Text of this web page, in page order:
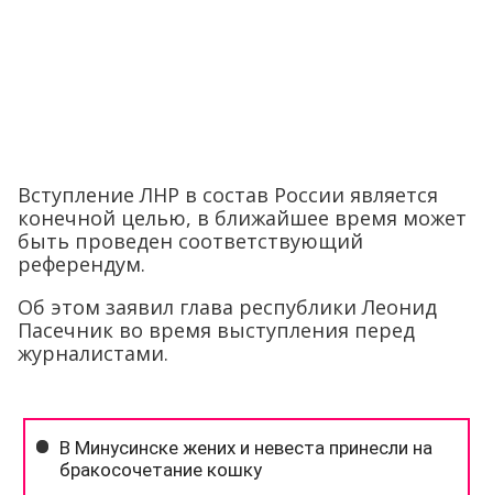
Вступление ЛНР в состав России является
конечной целью, в ближайшее время может
быть проведен соответствующий
референдум.
Об этом заявил глава республики Леонид
Пасечник во время выступления перед
журналистами.